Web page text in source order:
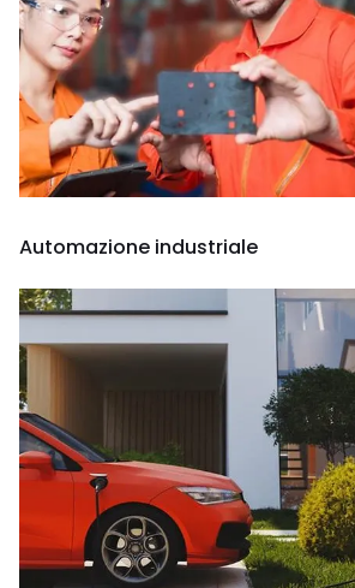
Automazione industriale